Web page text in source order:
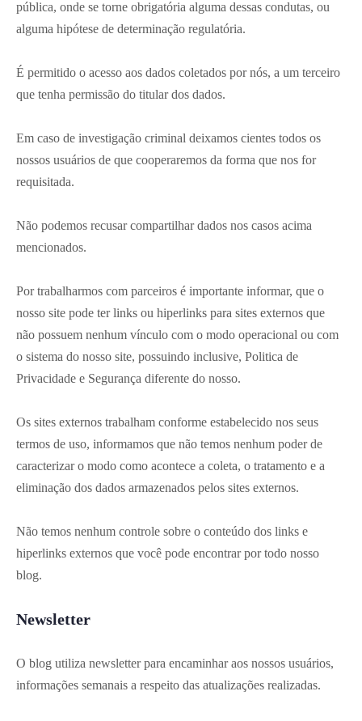
pública, onde se torne obrigatória alguma dessas condutas, ou
alguma hipótese de determinação regulatória.
É permitido o acesso aos dados coletados por nós, a um terceiro
que tenha permissão do titular dos dados.
Em caso de investigação criminal deixamos cientes todos os
nossos usuários de que cooperaremos da forma que nos for
requisitada.
Não podemos recusar compartilhar dados nos casos acima
mencionados.
Por trabalharmos com parceiros é importante informar, que o
nosso site pode ter links ou hiperlinks para sites externos que
não possuem nenhum vínculo com o modo operacional ou com
o sistema do nosso site, possuindo inclusive, Politica de
Privacidade e Segurança diferente do nosso.
Os sites externos trabalham conforme estabelecido nos seus
termos de uso, informamos que não temos nenhum poder de
caracterizar o modo como acontece a coleta, o tratamento e a
eliminação dos dados armazenados pelos sites externos.
Não temos nenhum controle sobre o conteúdo dos links e
hiperlinks externos que você pode encontrar por todo nosso
blog.
Newsletter
O blog utiliza newsletter para encaminhar aos nossos usuários,
informações semanais a respeito das atualizações realizadas.